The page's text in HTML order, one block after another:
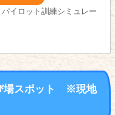
イロット訓練シミュレー
場スポット ※現地